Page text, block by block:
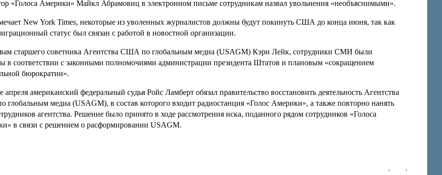
«Голоса Америки» Майкл Абрамовиц в электронном письме сотрудникам назвал увольнения «необъяснимыми».
New York Times, некоторые из уволенных журналистов должны будут покинуть США до конца июня, так как
статус был связан с работой в новостной организации.
старшего советника Агентства США по глобальным медиа (USAGM) Кэри Лейк, сотрудники СМИ были
в соответствии с законными полномочиями администрации президента Штатов и плановым «сокращением
бюрократии».
апреля американский федеральный судья Ройс Ламберт обязал правительство восстановить деятельность Агентства
медиа (USAGM), в состав которого входит радиостанция «Голос Америки», а также повторно нанять
агентства. Решение было принято в ходе рассмотрения иска, поданного рядом сотрудников «Голоса
в связи с решением о расформировании USAGM.
‹ ›